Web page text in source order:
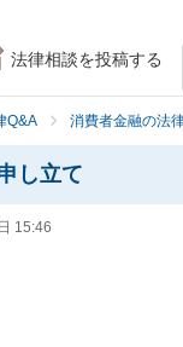
法律相談を投稿する
Q&A 消費者金融の法
し立て
15:46